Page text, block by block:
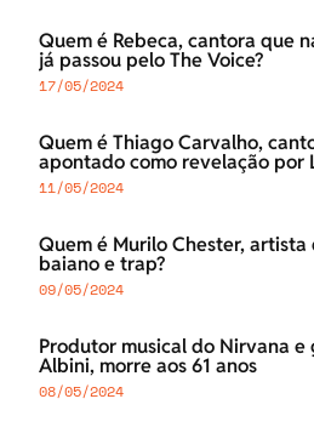
Quem é Rebeca, cantora que
já passou pelo The Voice?
17/05/2024
Quem é Thiago Carvalho,
apontado como revelação por
11/05/2024
Quem é Murilo Chester,
baiano e trap?
09/05/2024
Produtor musical do Nirvana
Albini, morre aos 61 anos
08/05/2024